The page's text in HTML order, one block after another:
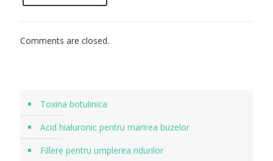
Comments are closed.
Toxina botulinica
Acid hialuronic pentru marirea buzelor
Fillere pentru umplerea ridurilor